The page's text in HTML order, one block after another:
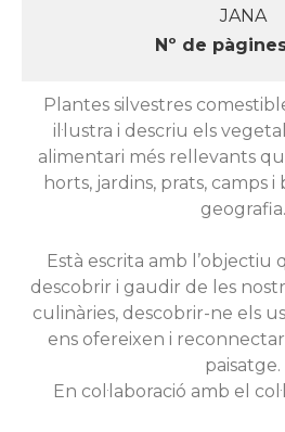
JANA
Nº de
Plantes silvestres
il·lustra i descriu els
alimentari més rellevants
horts, jardins, prats, camps i
geografia.
Està escrita amb
descobrir i gaudir de les
culinàries, descobrir-ne els
ens ofereixen i
paisatge.
En col·laboració amb el